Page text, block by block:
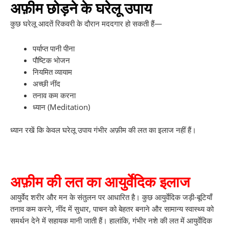
अफ़ीम छोड़ने के घरेलू उपाय
कुछ घरेलू आदतें रिकवरी के दौरान मददगार हो सकती हैं—
पर्याप्त पानी पीना
पौष्टिक भोजन
नियमित व्यायाम
अच्छी नींद
तनाव कम करना
ध्यान (Meditation)
ध्यान रखें कि केवल घरेलू उपाय गंभीर अफ़ीम की लत का इलाज नहीं हैं।
अफ़ीम की लत का आयुर्वेदिक इलाज
आयुर्वेद शरीर और मन के संतुलन पर आधारित है। कुछ आयुर्वेदिक जड़ी-बूटियाँ
तनाव कम करने, नींद में सुधार, पाचन को बेहतर बनाने और सामान्य स्वास्थ्य को
समर्थन देने में सहायक मानी जाती हैं। हालांकि, गंभीर नशे की लत में आयुर्वेदिक